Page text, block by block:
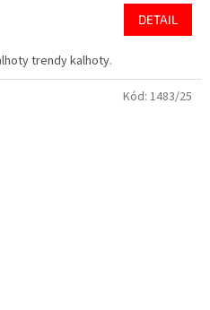
DETAIL
trendy kalhoty.
Kód: 1483/25